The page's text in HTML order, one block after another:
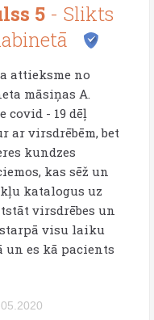
5 - Slikts
attieksme no
māsiņas A.
covid - 19 dēļ
ar virsdrēbēm, bet
kundzes
kas sēž un
katalogus uz
virsdrēbes un
visu laiku
un es kā pacients